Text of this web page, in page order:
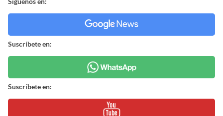
Suscríbete en:
Suscríbete en: